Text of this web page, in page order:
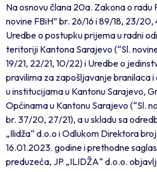
Na osnovu člana 20a. Zakona o radu
novine FBiH” br. 26/16 i 89/18, 23/
Uredbe o postupku prijema u radni
teritoriji Kantona Sarajevo (“Sl.
19/21, 22/21, 10/22) i Uredbe o
pravilima za zapošljavanje branilaca
u institucijama u Kantonu Sarajevo,
Općinama u Kantonu Sarajevo (“Sl.
br. 37/20, 27/21), a u skladu sa
„Ilidža“ d.o.o i Odlukom Direktora
16.01.2023. godine i prethodne
preduzeća, JP „ILIDŽA“ d.o.o.